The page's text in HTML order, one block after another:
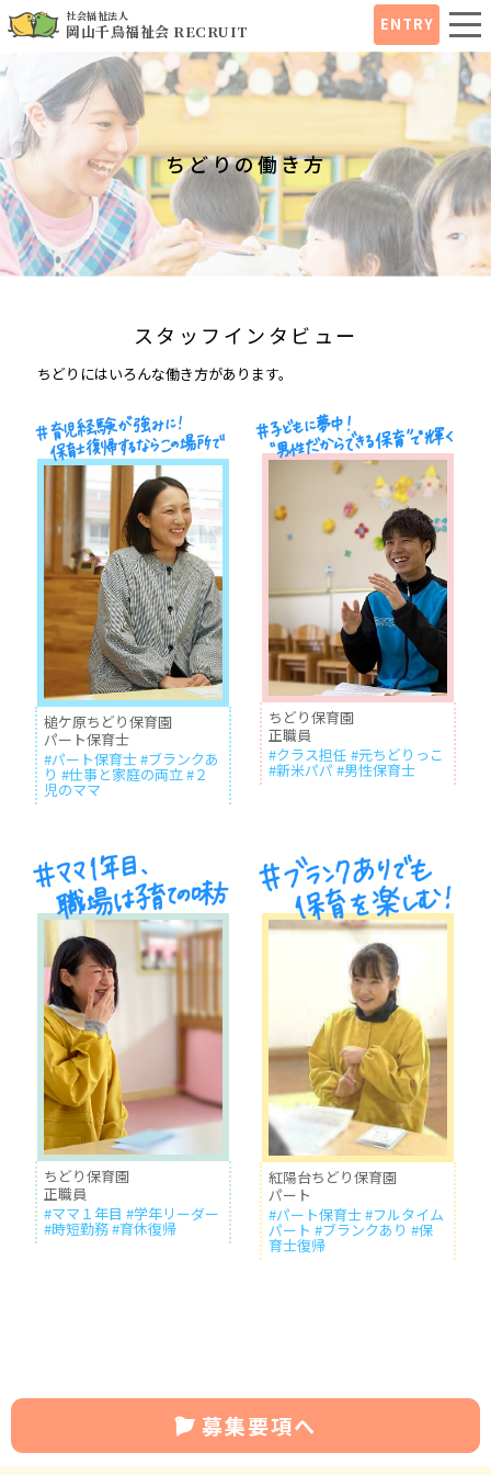
社会福祉法人
岡山千鳥福祉会 RECRUIT ENTRY
ちどりの働き方
スタッフインタビュー
ちどりにはいろんな働き方があります。
槌ケ原ちどり保育園
パート保育士
#パート保育士 #ブランクあ
り #仕事と家庭の両立 #２
児のママ
ちどり保育園
正職員
#クラス担任 #元ちどりっこ
#新米パパ #男性保育士
ちどり保育園
正職員
#ママ１年目 #学年リーダー
#時短勤務 #育休復帰
紅陽台ちどり保育園
パート
#パート保育士 #フルタイム
パート #ブランクあり #保
育士復帰
募集要項へ